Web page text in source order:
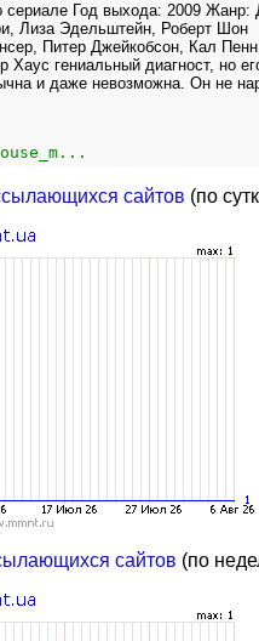
Год выхода: 2009 Жанр:
Лиза Эдельштейн, Роберт Шон
Питер Джейкобсон, Кал
гениальный диагност, но
и даже невозможна. Он не
сайтов (по
сайтов (по